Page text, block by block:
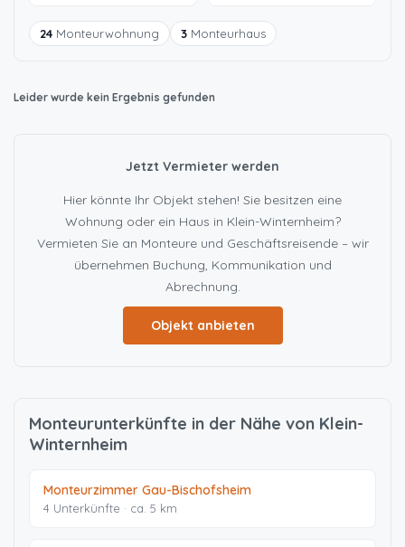
24 Monteurwohnung 3 Monteurhaus
Leider wurde kein Ergebnis gefunden
Jetzt Vermieter werden
Hier könnte Ihr Objekt stehen! Sie besitzen eine
Wohnung oder ein Haus in Klein-Winternheim?
Vermieten Sie an Monteure und Geschäftsreisende – wir
übernehmen Buchung, Kommunikation und
Abrechnung.
Objekt anbieten
Monteurunterkünfte in der Nähe von Klein-
Winternheim
Monteurzimmer Gau-Bischofsheim
4 Unterkünfte · ca. 5 km